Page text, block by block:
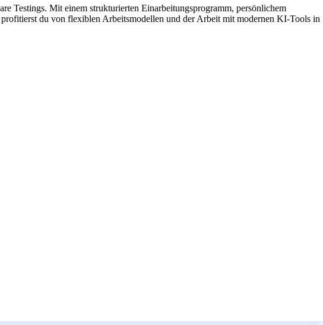
Testings. Mit einem strukturierten Einarbeitungsprogramm, persönlichem
du von flexiblen Arbeitsmodellen und der Arbeit mit modernen KI-Tools in